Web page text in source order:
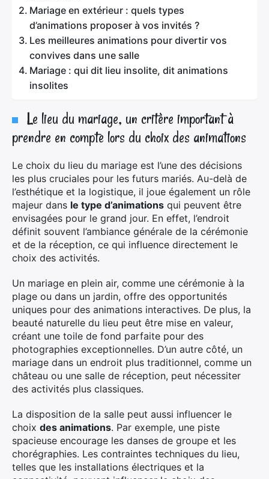
Mariage en extérieur : quels types
d’animations proposer à vos invités ?
Les meilleures animations pour divertir vos
convives dans une salle
Mariage : qui dit lieu insolite, dit animations
insolites
Le lieu du mariage, un critère important à
prendre en compte lors du choix des animations
Le choix du lieu du mariage est l’une des décisions
les plus cruciales pour les futurs mariés. Au-delà de
l’esthétique et la logistique, il joue également un rôle
majeur dans le type d’animations qui peuvent être
envisagées pour le grand jour. En effet, l’endroit
définit souvent l’ambiance générale de la cérémonie
et de la réception, ce qui influence directement le
choix des activités.
Un mariage en plein air, comme une cérémonie à la
plage ou dans un jardin, offre des opportunités
uniques pour des animations interactives. De plus, la
beauté naturelle du lieu peut être mise en valeur,
créant une toile de fond parfaite pour des
photographies exceptionnelles. D’un autre côté, un
mariage dans un endroit plus traditionnel, comme un
château ou une salle de réception, peut nécessiter
des activités plus classiques.
La disposition de la salle peut aussi influencer le
choix des animations. Par exemple, une piste
spacieuse encourage les danses de groupe et les
chorégraphies. Les contraintes techniques du lieu,
telles que les installations électriques et la